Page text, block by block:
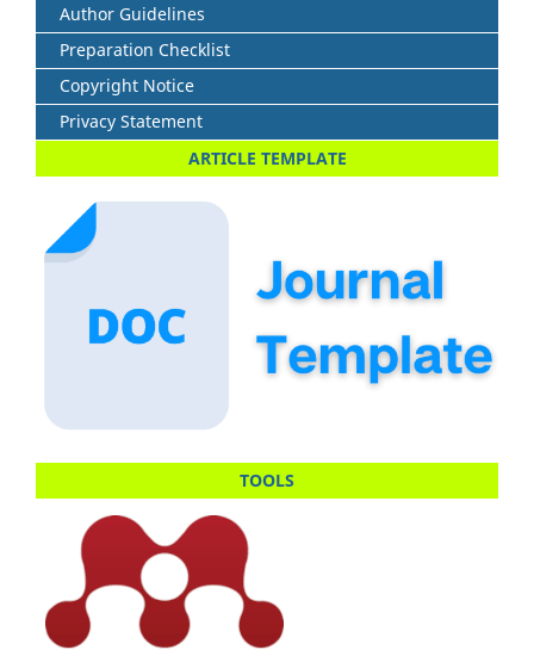
Author Guidelines
Preparation Checklist
Copyright Notice
Privacy Statement
ARTICLE TEMPLATE
TOOLS